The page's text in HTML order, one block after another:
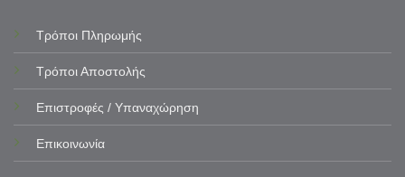
Τρόποι Πληρωμής
Τρόποι Αποστολής
Επιστροφές / Υπαναχώρηση
Επικοινωνία